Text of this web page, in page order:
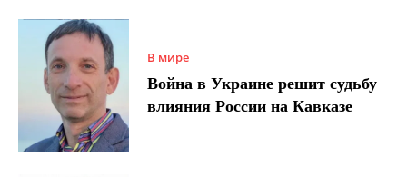
В мире
Война в Украине решит судьбу
влияния России на Кавказе